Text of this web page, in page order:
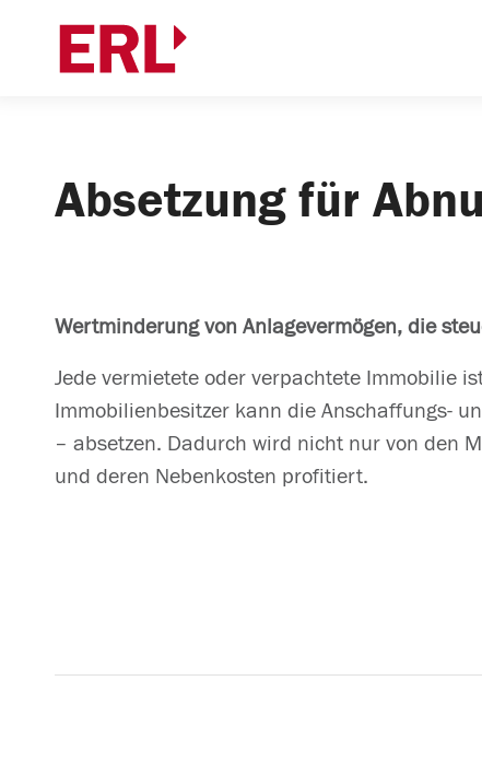
Absetzung für
Wertminderung von Anlagevermögen, die
Jede vermietete oder verpachtete Immobilie
Immobilienbesitzer kann die Anschaffungs-
– absetzen. Dadurch wird nicht nur von den
und deren Nebenkosten profitiert.